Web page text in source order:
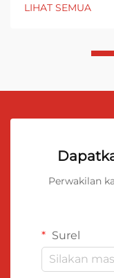
LIHAT SEMUA
Perwakilan
Surel